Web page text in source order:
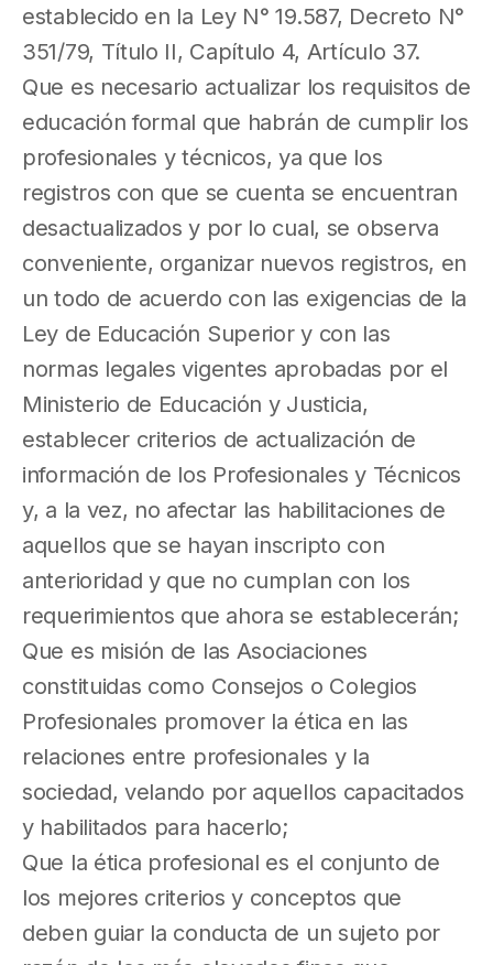
establecido en la Ley N° 19.587, Decreto N°
351/79, Título II, Capítulo 4, Artículo 37.
Que es necesario actualizar los requisitos de
educación formal que habrán de cumplir los
profesionales y técnicos, ya que los
registros con que se cuenta se encuentran
desactualizados y por lo cual, se observa
conveniente, organizar nuevos registros, en
un todo de acuerdo con las exigencias de la
Ley de Educación Superior y con las
normas legales vigentes aprobadas por el
Ministerio de Educación y Justicia,
establecer criterios de actualización de
información de los Profesionales y Técnicos
y, a la vez, no afectar las habilitaciones de
aquellos que se hayan inscripto con
anterioridad y que no cumplan con los
requerimientos que ahora se establecerán;
Que es misión de las Asociaciones
constituidas como Consejos o Colegios
Profesionales promover la ética en las
relaciones entre profesionales y la
sociedad, velando por aquellos capacitados
y habilitados para hacerlo;
Que la ética profesional es el conjunto de
los mejores criterios y conceptos que
deben guiar la conducta de un sujeto por